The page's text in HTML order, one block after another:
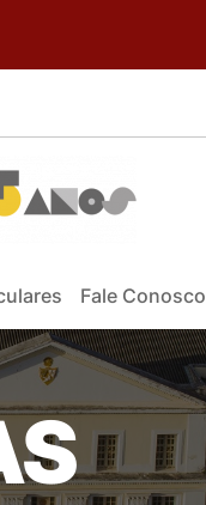
Fale Conosco